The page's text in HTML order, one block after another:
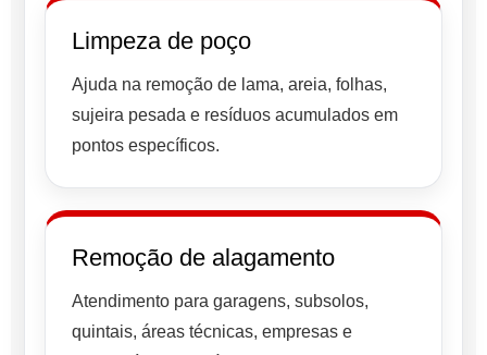
Limpeza de poço
Ajuda na remoção de lama, areia, folhas,
sujeira pesada e resíduos acumulados em
pontos específicos.
Remoção de alagamento
Atendimento para garagens, subsolos,
quintais, áreas técnicas, empresas e